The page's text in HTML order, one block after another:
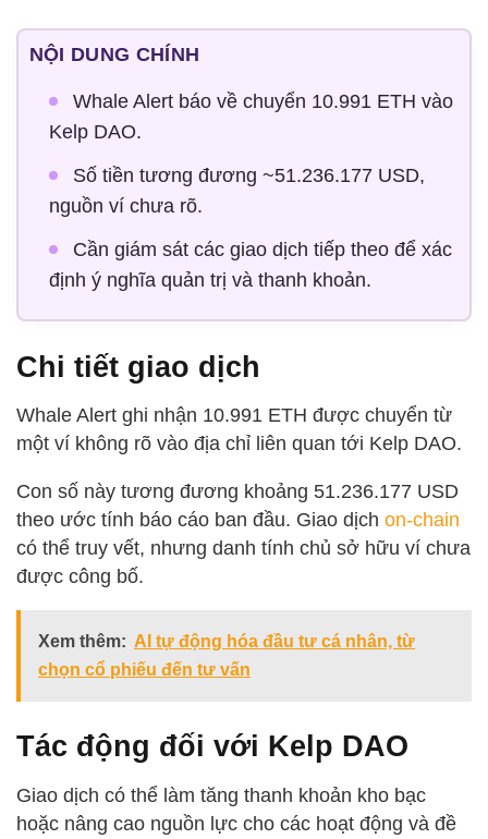
NỘI DUNG CHÍNH
Whale Alert báo về chuyển 10.991 ETH vào
Kelp DAO.
Số tiền tương đương ~51.236.177 USD,
nguồn ví chưa rõ.
Cần giám sát các giao dịch tiếp theo để xác
định ý nghĩa quản trị và thanh khoản.
Chi tiết giao dịch
Whale Alert ghi nhận 10.991 ETH được chuyển từ
một ví không rõ vào địa chỉ liên quan tới Kelp DAO.
Con số này tương đương khoảng 51.236.177 USD
theo ước tính báo cáo ban đầu. Giao dịch on-chain
có thể truy vết, nhưng danh tính chủ sở hữu ví chưa
được công bố.
Xem thêm: AI tự động hóa đầu tư cá nhân, từ
chọn cổ phiếu đến tư vấn
Tác động đối với Kelp DAO
Giao dịch có thể làm tăng thanh khoản kho bạc
hoặc nâng cao nguồn lực cho các hoạt động và đề